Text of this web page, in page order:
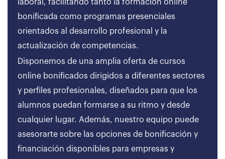
laboral, facilitando tanto la formación online
bonificada como programas presenciales
orientados al desarrollo profesional y la
actualización de competencias.
Disponemos de una amplia oferta de cursos
online bonificados dirigidos a diferentes sectores
y perfiles profesionales, diseñados para que los
alumnos puedan formarse a su ritmo y desde
cualquier lugar. Además, nuestro equipo puede
asesorarte sobre las opciones de bonificación y
financiación disponibles para empresas y